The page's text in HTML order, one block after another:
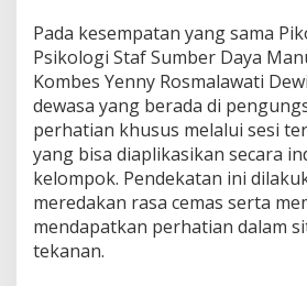
Pada kesempatan yang sama
Psikologi Staf Sumber Daya
Kombes Yenny Rosmalawati
dewasa yang berada di
perhatian khusus melalui sesi
yang bisa diaplikasikan secara
kelompok. Pendekatan ini
meredakan rasa cemas serta
mendapatkan perhatian dalam
tekanan.